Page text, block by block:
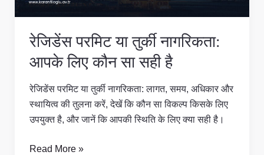
रेजिडेंस परमिट या तुर्की नागरिकता:
आपके लिए कौन सा सही है
रेजिडेंस परमिट या तुर्की नागरिकता: लागत, समय, अधिकार और
स्थायित्व की तुलना करें, देखें कि कौन सा विकल्प किसके लिए
उपयुक्त है, और जानें कि आपकी स्थिति के लिए क्या सही है।
सही
Read More »